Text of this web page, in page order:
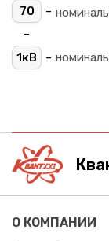
70 -
-
1кВ -
О КОМПАНИИ